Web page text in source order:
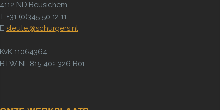
4112 ND Beusichem
T +31 (0)345 50 12 11
E sleutel@schurgers.nl
KvK 11064364
BTW NL 815 402 326 B01